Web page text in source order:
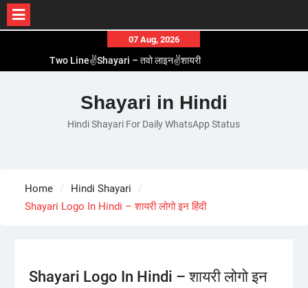
content
07 Aug, 2026
Two Line✌️Shayari – तवो लाइन✌️शायरी
Romantic Love😽Status – रोमांटिक लव😽स्टेटस
Love🥳Poetry In Hindi – लव🥳पोएट्री इन हिंदी
1 Line☝️Shayari In Hindi – १ लाइन☝️शायरी इन हिंदी
Shayari in Hindi
Hindi Shayari For Daily WhatsApp Status
Home
Hindi Shayari
Shayari Logo In Hindi – शायरी लोगो इन हिंदी
Shayari Logo In Hindi – शायरी लोगो इन